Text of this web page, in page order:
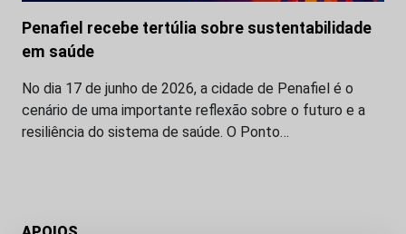
Penafiel recebe tertúlia sobre sustentabilidade
em saúde
No dia 17 de junho de 2026, a cidade de Penafiel é o
cenário de uma importante reflexão sobre o futuro e a
resiliência do sistema de saúde. O Ponto…